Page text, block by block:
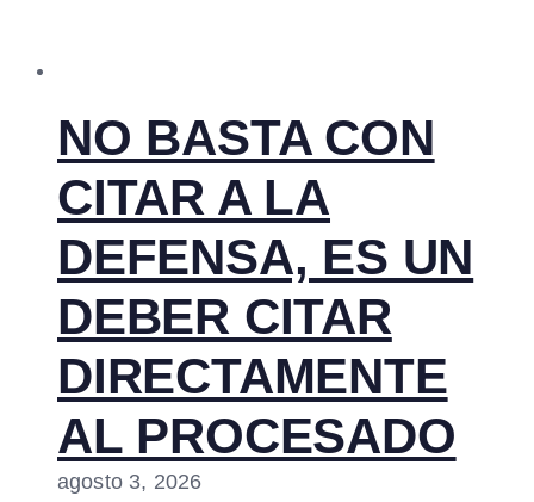
NO BASTA CON
CITAR A LA
DEFENSA, ES UN
DEBER CITAR
DIRECTAMENTE
AL PROCESADO
agosto 3, 2026